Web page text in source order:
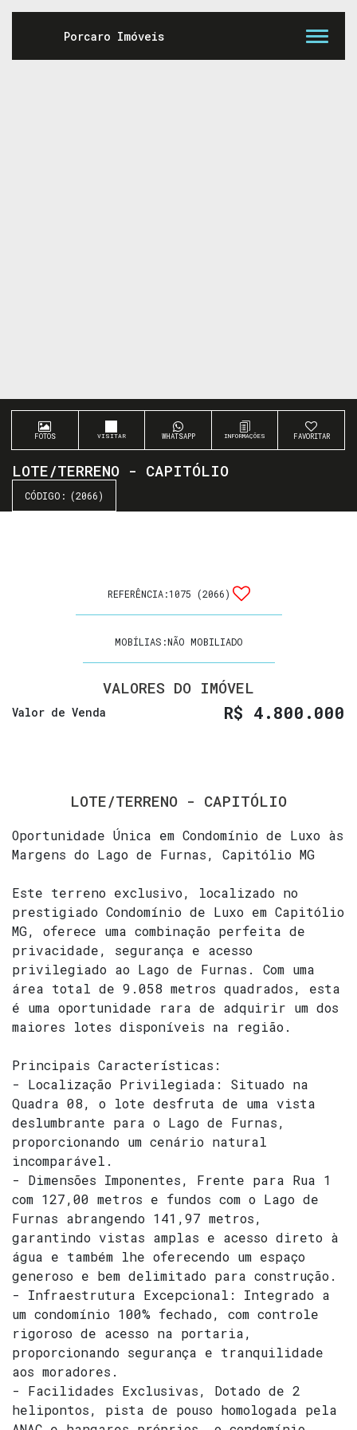
FOTOS WHATSAPP FAVORITAR
LOTE/TERRENO - CAPITÓLIO
(2066)
REFERÊNCIA:1075 (2066)
MOBÍLIAS:NÃO MOBILIADO
VALORES DO IMÓVEL
R$ 4.800.000
Valor de Venda
LOTE/TERRENO - CAPITÓLIO
Oportunidade Única em Condomínio de Luxo às
Margens do Lago de Furnas, Capitólio MG
Este terreno exclusivo, localizado no
prestigiado Condomínio de Luxo em Capitólio
MG, oferece uma combinação perfeita de
privacidade, segurança e acesso
privilegiado ao Lago de Furnas. Com uma
área total de 9.058 metros quadrados, esta
é uma oportunidade rara de adquirir um dos
maiores lotes disponíveis na região.
Principais Características:
- Localização Privilegiada: Situado na
Quadra 08, o lote desfruta de uma vista
deslumbrante para o Lago de Furnas,
proporcionando um cenário natural
incomparável.
- Dimensões Imponentes, Frente para Rua 1
com 127,00 metros e fundos com o Lago de
Furnas abrangendo 141,97 metros,
garantindo vistas amplas e acesso direto à
água e também lhe oferecendo um espaço
generoso e bem delimitado para construção.
- Infraestrutura Excepcional: Integrado a
um condomínio 100% fechado, com controle
rigoroso de acesso na portaria,
proporcionando segurança e tranquilidade
aos moradores.
- Facilidades Exclusivas, Dotado de 2
helipontos, pista de pouso homologada pela